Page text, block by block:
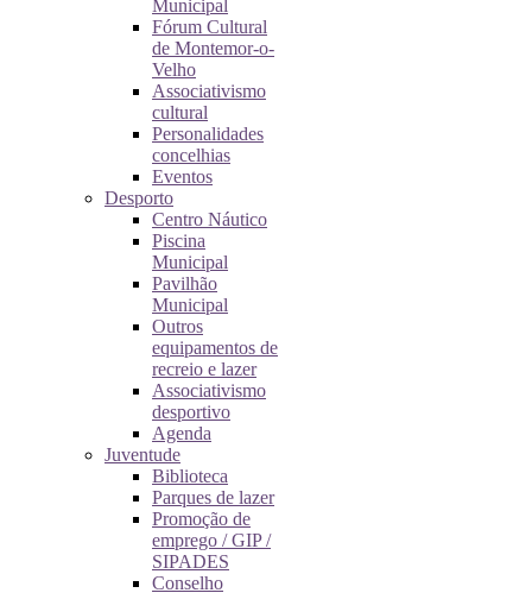
Municipal
Fórum Cultural
de Montemor-o-
Velho
Associativismo
cultural
Personalidades
concelhias
Eventos
Desporto
Centro Náutico
Piscina
Municipal
Pavilhão
Municipal
Outros
equipamentos de
recreio e lazer
Associativismo
desportivo
Agenda
Juventude
Biblioteca
Parques de lazer
Promoção de
emprego / GIP /
SIPADES
Conselho